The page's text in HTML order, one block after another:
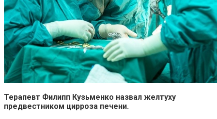
Терапевт Филипп Кузьменко назвал желтуху
предвестником цирроза печени.